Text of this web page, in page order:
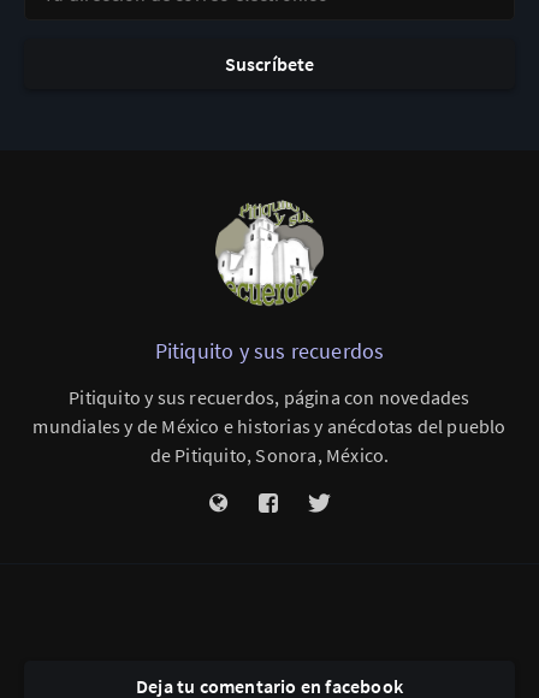
Suscríbete
Pitiquito y sus recuerdos
Pitiquito y sus recuerdos, página con novedades
mundiales y de México e historias y anécdotas del pueblo
de Pitiquito, Sonora, México.
Deja tu comentario en facebook